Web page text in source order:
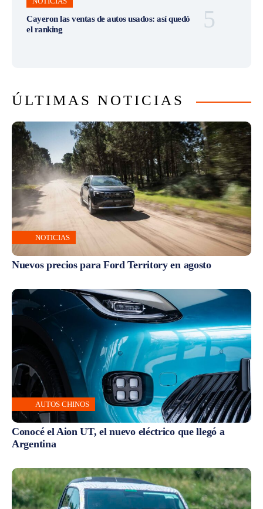
Cayeron las ventas de autos usados: así quedó
el ranking
ÚLTIMAS NOTICIAS
NOTICIAS
Nuevos precios para Ford Territory en agosto
AUTOS CHINOS
Conocé el Aion UT, el nuevo eléctrico que llegó a
Argentina